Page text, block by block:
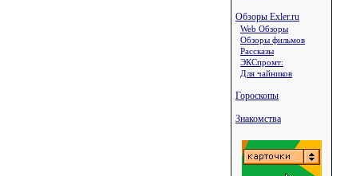
Обзоры Exler.ru
Web Обзоры
Обзоры фильмов
Рассказы
ЭКСпромт:
Для чайников
Гороскопы
Знакомства